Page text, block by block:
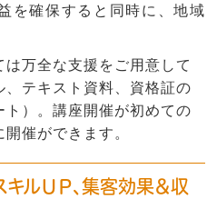
を確保すると同時に、地域
万全な支援をご用意して
テキスト資料、資格証の
）。講座開催が初めての
催ができます。
ルＵＰ、集客効果＆収